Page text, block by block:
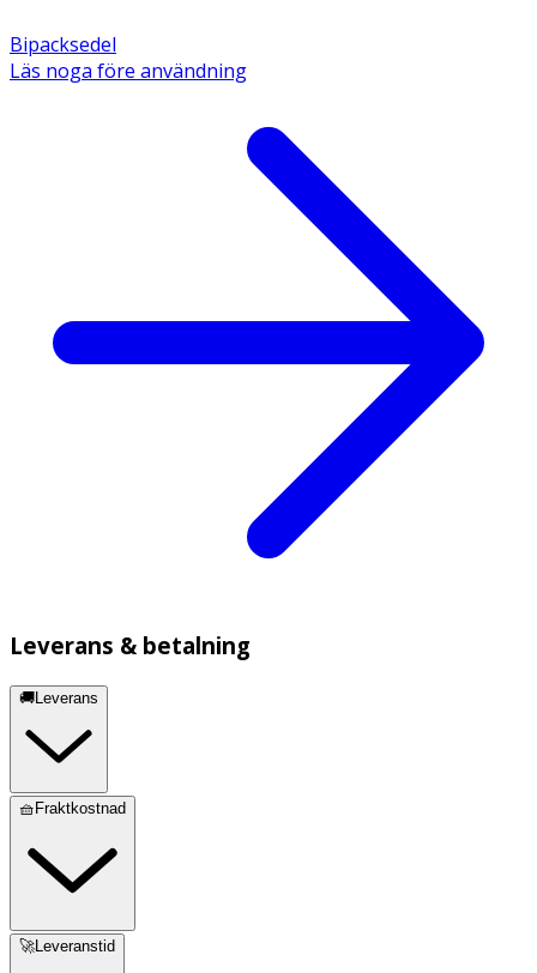
Bipacksedel
Läs noga före användning
Leverans & betalning
🚚Leverans
🧺Fraktkostnad
🚀Leveranstid